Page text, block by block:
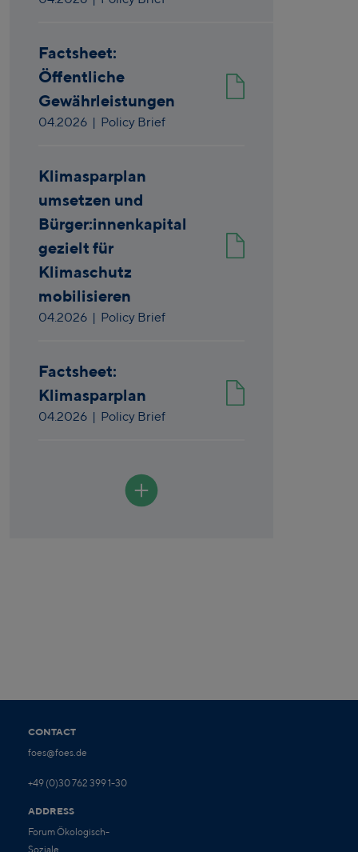
Factsheet:
Öffentliche
Gewährleistungen
04.2026 | Policy Brief
Klimasparplan
umsetzen und
Bürger:innenkapital
gezielt für
Klimaschutz
mobilisieren
04.2026 | Policy Brief
Factsheet:
Klimasparplan
04.2026 | Policy Brief
CONTACT
foes@foes.de
+49 (0)30 762 399 1-30
ADDRESS
Forum Ökologisch-
Soziale